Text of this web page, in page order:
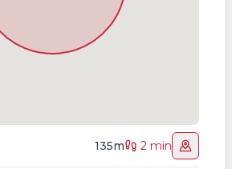
135m 2 min